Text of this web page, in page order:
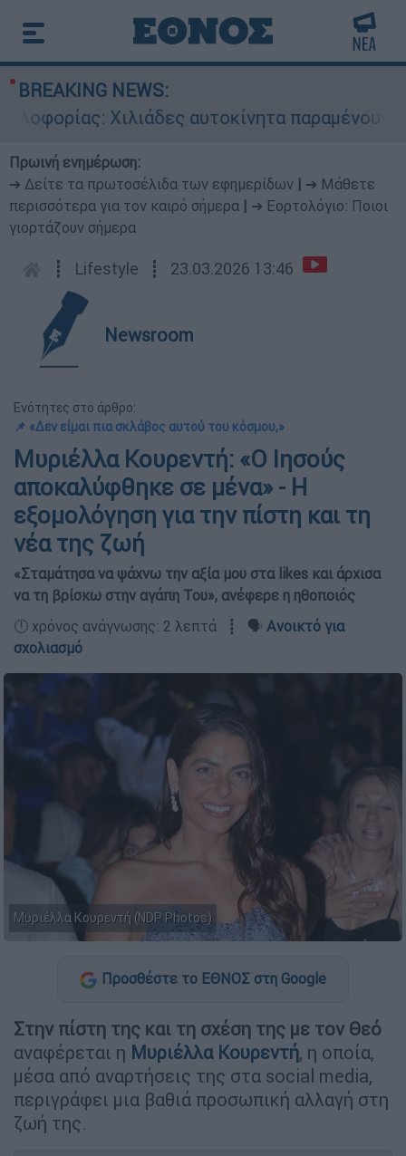
BREAKING NEWS:
Χιλιάδες αυτοκίνητα παραμένουν
Πρωινή ενημέρωση:
➔ Δείτε τα πρωτοσέλιδα των εφημερίδων
➔ Μάθετε
περισσότερα για τον καιρό σήμερα
➔ Εορτολόγιο: Ποιοι
γιορτάζουν σήμερα
┋ Lifestyle ┋ 23.03.2026 13:46
Newsroom
Ενότητες στο άρθρο:
📌 «Δεν είμαι πια σκλάβος αυτού του κόσμου,»
Μυριέλλα Κουρεντή: «Ο Ιησούς
αποκαλύφθηκε σε μένα» - Η
εξομολόγηση για την πίστη και τη
νέα της ζωή
«Σταμάτησα να ψάχνω την αξία μου στα likes και άρχισα
να τη βρίσκω στην αγάπη Του», ανέφερε η ηθοποιός
🕛 χρόνος ανάγνωσης: 2 λεπτά ┋ 🗣️ Ανοικτό για
σχολιασμό
Μυριέλλα Κουρεντή (NDP Photos)
Προσθέστε το ΕΘΝΟΣ στη Google
Στην πίστη της και τη σχέση της με τον Θεό
αναφέρεται η Μυριέλλα Κουρεντή, η οποία,
μέσα από αναρτήσεις της στα social media,
περιγράφει μια βαθιά προσωπική αλλαγή στη
ζωή της.